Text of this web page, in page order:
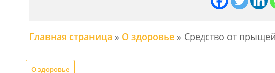
Главная страница » О здоровье» Средство от
О здоровье